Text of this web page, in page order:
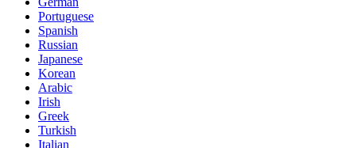
Portuguese
Spanish
Russian
Japanese
Korean
Arabic
Irish
Greek
Turkish
Italian